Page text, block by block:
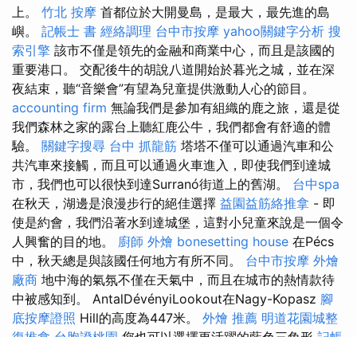
上。 竹北 按摩 首都位於大開曼島，是最大，最先進的島
嶼。 記帳士 書 經絡調理 台中市按摩 yahoo關鍵字分析 搜
索引擎 該市不僅是領先的金融和商業中心，而且是該國的
重要港口。 交配後牛的胡說八道開始於暮光之城，並在深
夜結束，聽“音樂會”有望為兒童提供激動人心的節目。
accounting firm 無論我們是參加有組織的鹿之旅，還是從
我們森林之家的露台上聽紅鹿公牛，我們都會有舒適的體
驗。 關鍵字搜尋 台中 抓龍筋 塔塔不僅可以通過汽車和公
共汽車來接觸，而且可以通過火車進入，即使我們到達城
市，我們也可以很快到達Surranó街道上的舊湖。 台中spa
在秋天，湖邊是浪漫步行的絕佳選擇 益園益筋絡推拿 - 即
使是約會，我們沿著水到達城堡，這對小兒童來說是一個令
人興奮的目的地。 廚師 外燴 bonesetting house 在Pécs
中，秋天總是與該國任何地方有所不同。 台中市按摩 外燴
廠商 地中海的氣氛不僅在天氣中，而且在城市的熱情款待
中被感知到。 AntalDévényiLookout在Nagy-Kopasz 腳
底按摩證照 Hill的高度為447米。 外燴 推薦 明道花園城整